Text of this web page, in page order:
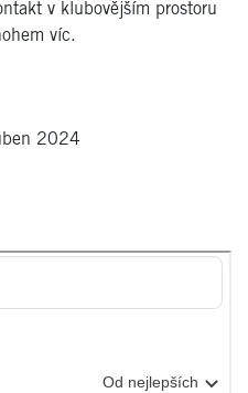
v klubovějším prostoru
víc.
2024